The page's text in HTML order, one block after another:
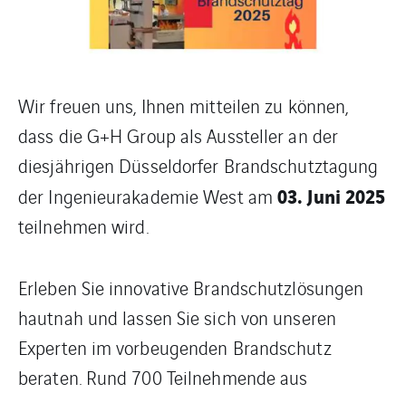
Wir freuen uns, Ihnen mitteilen zu können,
dass die G+H Group als Aussteller an der
diesjährigen Düsseldorfer Brandschutztagung
der Ingenieurakademie West am03. Juni 2025
teilnehmen wird.
Erleben Sie innovative Brandschutzlösungen
hautnah und lassen Sie sich von unseren
Experten im vorbeugenden Brandschutz
beraten. Rund 700 Teilnehmende aus